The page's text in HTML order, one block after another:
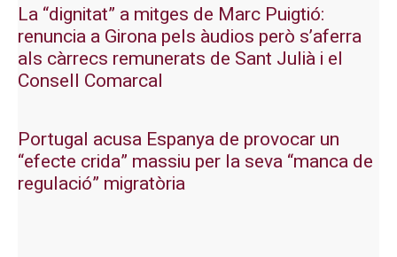
La “dignitat” a mitges de Marc Puigtió:
renuncia a Girona pels àudios però s’aferra
als càrrecs remunerats de Sant Julià i el
Consell Comarcal
Portugal acusa Espanya de provocar un
“efecte crida” massiu per la seva “manca de
regulació” migratòria